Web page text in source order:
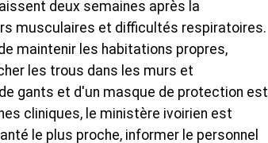
deux semaines après la
musculaires et difficultés respiratoires.
maintenir les habitations propres,
les trous dans les murs et
gants et d'un masque de protection est
cliniques, le ministère ivoirien est
le plus proche, informer le personnel